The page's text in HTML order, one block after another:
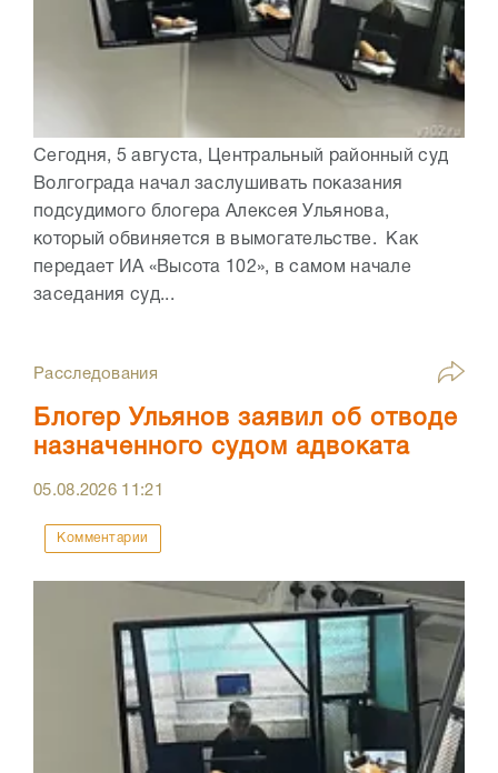
Сегодня, 5 августа, Центральный районный суд
Волгограда начал заслушивать показания
подсудимого блогера Алексея Ульянова,
который обвиняется в вымогательстве. Как
передает ИА «Высота 102», в самом начале
заседания суд...
Расследования
Блогер Ульянов заявил об отводе
назначенного судом адвоката
05.08.2026 11:21
Комментарии